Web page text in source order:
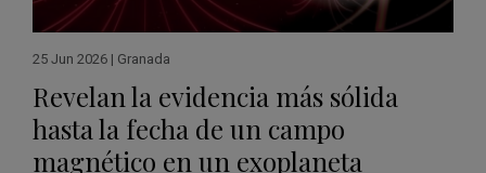
25 Jun 2026 | Granada
Revelan la evidencia más sólida
hasta la fecha de un campo
magnético en un exoplaneta